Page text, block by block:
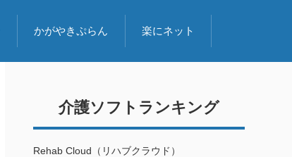
かがやきぷらん 楽にネット
介護ソフトランキング
Rehab Cloud（リハブクラウド）